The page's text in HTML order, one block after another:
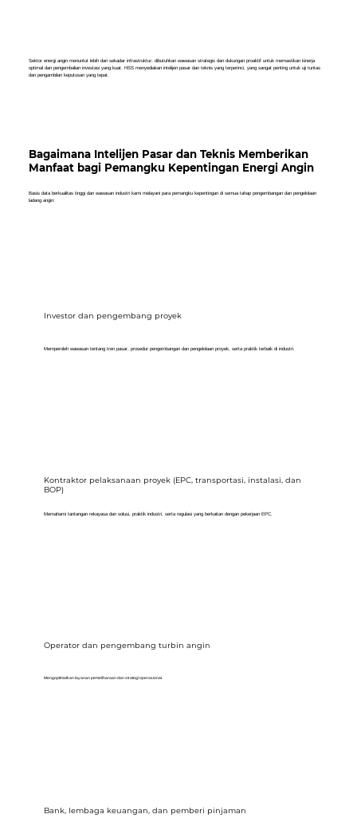
Sektor energi angin menuntut lebih dari sekadar infrastruktur; dibutuhkan wawasan strategis dan dukungan proaktif untuk memastikan kinerja
optimal dan pengembalian investasi yang kuat. HSS menyediakan intelijen pasar dan teknis yang terperinci, yang sangat penting untuk uji tuntas
dan pengambilan keputusan yang tepat.
Bagaimana Intelijen Pasar dan Teknis Memberikan
Manfaat bagi Pemangku Kepentingan Energi Angin
Basis data berkualitas tinggi dan wawasan industri kami melayani para pemangku kepentingan di semua tahap pengembangan dan pengelolaan
ladang angin:
Investor dan pengembang proyek
Memperoleh wawasan tentang tren pasar, prosedur pengembangan dan pengelolaan proyek, serta praktik terbaik di industri.
Kontraktor pelaksanaan proyek (EPC, transportasi, instalasi, dan
BOP)
Memahami tantangan rekayasa dan solusi, praktik industri, serta regulasi yang berkaitan dengan pekerjaan EPC.
Operator dan pengembang turbin angin
Mengoptimalkan layanan pemeliharaan dan strategi operasional.
Bank, lembaga keuangan, dan pemberi pinjaman